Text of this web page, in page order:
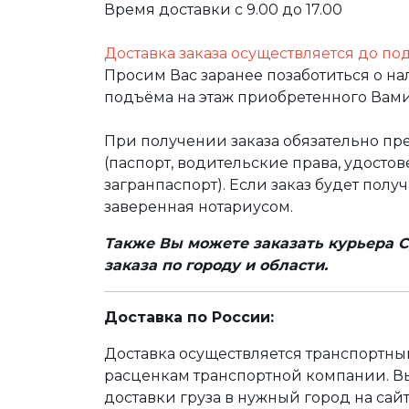
Время доставки с 9.00 до 17.00
Доставка заказа осуществляется до
Просим Вас заранее позаботиться о
подъёма на этаж приобретенного
При получении заказа обязательно
(паспорт, водительские права,
загранпаспорт). Если заказ будет
заверенная нотариусом.
Также Вы можете заказать курьера
заказа по городу и области.
Доставка по России:
Доставка осуществляется
расценкам транспортной компании.
доставки груза в нужный город на